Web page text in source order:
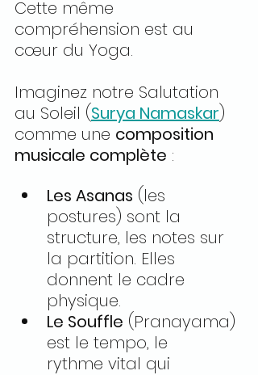
Cette même
compréhension est au
cœur du Yoga.
Imaginez notre Salutation
au Soleil (Surya Namaskar)
comme une composition
musicale complète :
Les Asanas (les
postures) sont la
structure, les notes sur
la partition. Elles
donnent le cadre
physique.
Le Souffle (Pranayama)
est le tempo, le
rythme vital qui